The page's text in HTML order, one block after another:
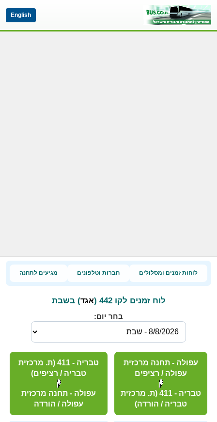
English
לוחות זמנים ומסלולים חברות וטלפונים מגיעים לתחנה
לוח זמנים לקו 442 ( אגד) בשבת
בחר יום:
עפולה - תחנה מרכזית
עפולה / רציפים
טבריה - 411 (ת. מרכזית
טבריה / הורדה)
טבריה - 411 (ת. מרכזית
טבריה / רציפים)
עפולה - תחנה מרכזית
עפולה / הורדה